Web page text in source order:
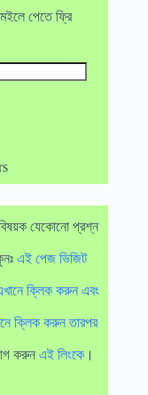
পেতে ফ্রি
যেকোনো প্রশ্ন
এই পেজ ভিজিট
ক্লিক করুন এবং
ক্লিক করুন তারপর
করুন এই লিংকে ।